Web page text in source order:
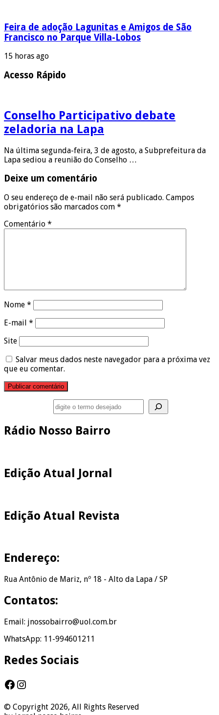
Feira de adoção Lagunitas e Amigos de São
Francisco no Parque Villa-Lobos
15 horas ago
Acesso Rápido
Conselho Participativo debate
zeladoria na Lapa
Na última segunda-feira, 3 de agosto, a Subprefeitura da
Lapa sediou a reunião do Conselho …
Deixe um comentário
O seu endereço de e-mail não será publicado. Campos
obrigatórios são marcados com *
Comentário *
Nome *
E-mail *
Site
Salvar meus dados neste navegador para a próxima vez
que eu comentar.
Rádio Nosso Bairro
Edição Atual Jornal
Edição Atual Revista
Endereço:
Rua Antônio de Mariz, nº 18 - Alto da Lapa / SP
Contatos:
Email: jnossobairro@uol.com.br
WhatsApp: 11-994601211
Redes Sociais
Facebook
Instagram
© Copyright 2026, All Rights Reserved